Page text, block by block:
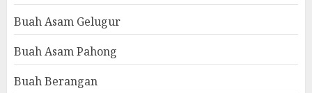
Buah Asam Gelugur
Buah Asam Pahong
Buah Berangan